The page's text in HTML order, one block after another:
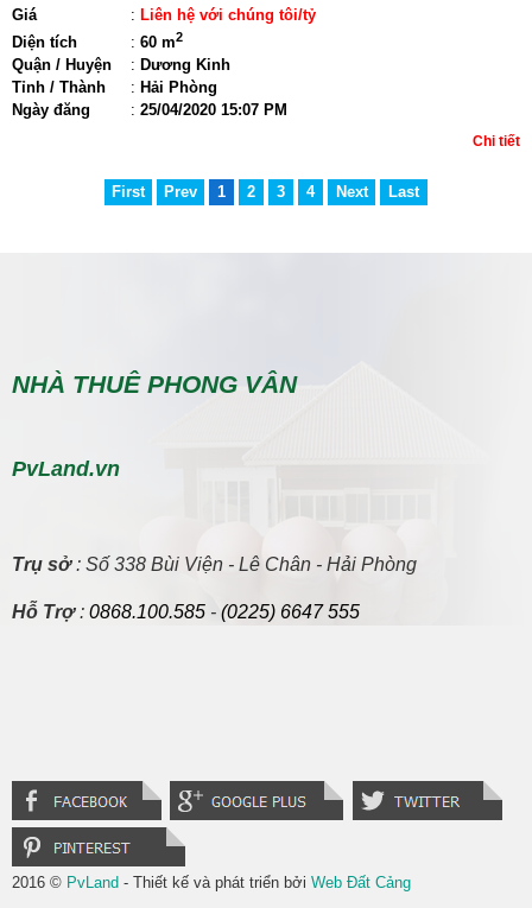
Giá
: Liên hệ với chúng tôi/tỷ
Diện tích
: 60 m2
Quận / Huyện : Dương Kinh
Tỉnh / Thành
: Hải Phòng
Ngày đăng
: 25/04/2020 15:07 PM
Chi tiết
First Prev 1 2 3 4 Next Last
NHÀ THUÊ PHONG VÂN
PvLand.vn
Trụ sở: Số 338 Bùi Viện - Lê Chân - Hải Phòng
Hỗ Trợ: 0868.100.585 - (0225) 6647 555
2016 © PvLand - Thiết kế và phát triển bởiWeb Đất Cảng